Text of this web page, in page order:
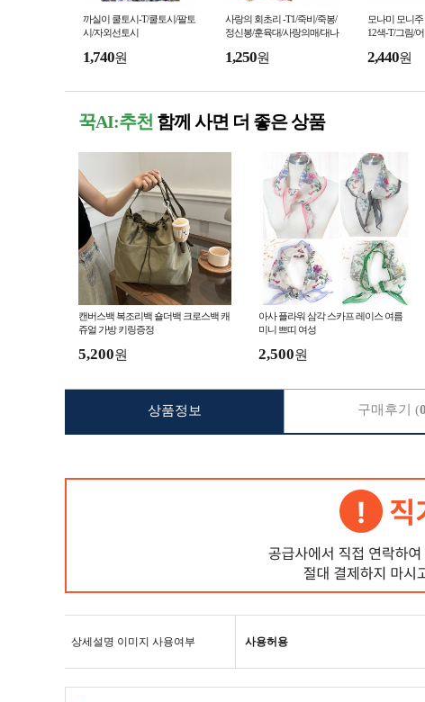
까실이 쿨토시-T/쿨토시/팔토
시/자외선토시
1,740원
사랑의 회초리 -T1/죽비/죽봉/
정신봉/훈육대/사랑의매/대나
송료인하
1,250원
모나미 모니
12색-T/그림/
간
2,440원
꾹AI:추천 함께 사면 더 좋은 상품
캔버스백 복조리백 숄더백 크로스백 캐
쥬얼 가방 키링증정
5,200원
아사 플라워 삼각 스카프 레이스 여름
미니 쁘띠 여성
2,500원
상세설명 이미지 사용여부 사용허용
상품정보 구매후기 (0